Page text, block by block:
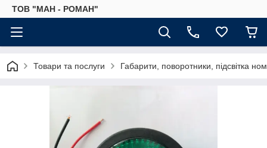
ТОВ "МАН - РОМАН"
Товари та послуги Габарити, поворотники, підсвітка